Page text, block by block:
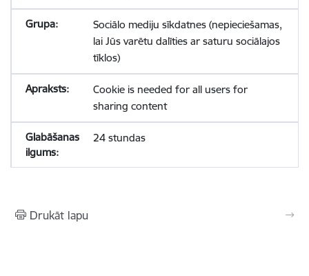
Sociālo mediju sīkdatnes (nepieciešamas,
lai Jūs varētu dalīties ar saturu sociālajos
tīklos)
Cookie is needed for all users for
sharing content
24 stundas
Drukāt lapu